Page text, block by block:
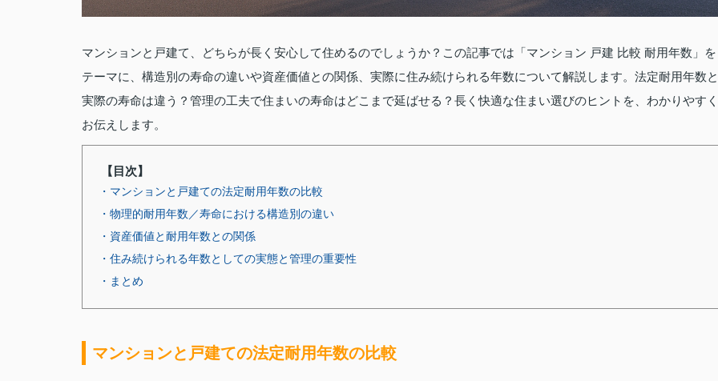
マンションと戸建て、どちらが長く安心して住めるのでしょうか？この記事では「マンション 戸建 比較 耐用年数」を
テーマに、構造別の寿命の違いや資産価値との関係、実際に住み続けられる年数について解説します。法定耐用年数と
実際の寿命は違う？管理の工夫で住まいの寿命はどこまで延ばせる？長く快適な住まい選びのヒントを、わかりやすく
お伝えします。
【目次】
・マンションと戸建ての法定耐用年数の比較
・物理的耐用年数／寿命における構造別の違い
・資産価値と耐用年数との関係
・住み続けられる年数としての実態と管理の重要性
・まとめ
マンションと戸建ての法定耐用年数の比較